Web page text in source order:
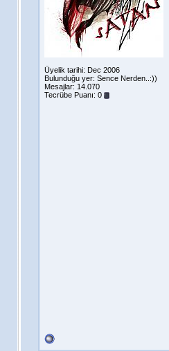
Üyelik tarihi: Dec 2006
Bulunduğu yer: Sence Nerden..:))
Mesajlar: 14.070
Tecrübe Puanı: 0